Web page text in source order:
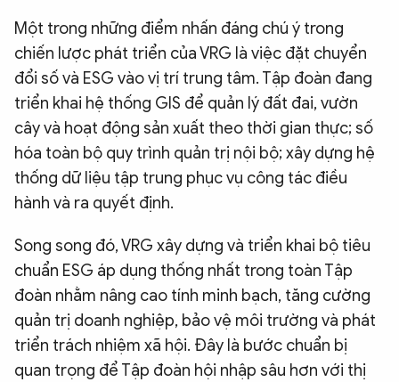
Một trong những điểm nhấn đáng chú ý trong
chiến lược phát triển của VRG là việc đặt chuyển
đổi số và ESG vào vị trí trung tâm. Tập đoàn đang
triển khai hệ thống GIS để quản lý đất đai, vườn
cây và hoạt động sản xuất theo thời gian thực; số
hóa toàn bộ quy trình quản trị nội bộ; xây dựng hệ
thống dữ liệu tập trung phục vụ công tác điều
hành và ra quyết định.
Song song đó, VRG xây dựng và triển khai bộ tiêu
chuẩn ESG áp dụng thống nhất trong toàn Tập
đoàn nhằm nâng cao tính minh bạch, tăng cường
quản trị doanh nghiệp, bảo vệ môi trường và phát
triển trách nhiệm xã hội. Đây là bước chuẩn bị
quan trọng để Tập đoàn hội nhập sâu hơn với thị